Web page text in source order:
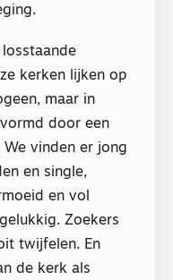
kerken lijken op
maar in
door een
vinden er jong
en single,
en vol
Zoekers
twijfelen. En
de kerk als